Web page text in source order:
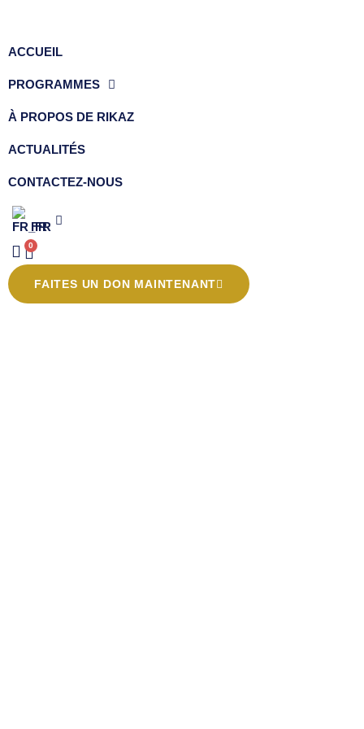
ACCUEIL
PROGRAMMES
À PROPOS DE RIKAZ
ACTUALITÉS
CONTACTEZ-NOUS
FR
0
FAITES UN DON MAINTENANT